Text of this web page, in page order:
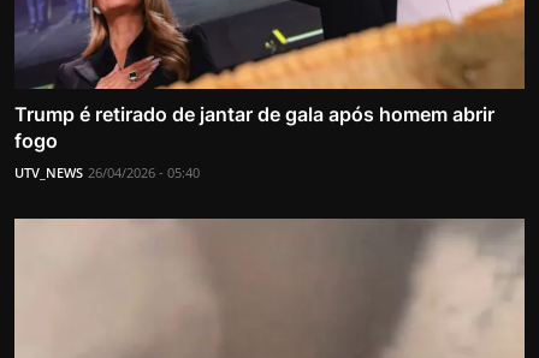
Trump é retirado de jantar de gala após homem abrir
fogo
UTV_NEWS 26/04/2026 - 05:40